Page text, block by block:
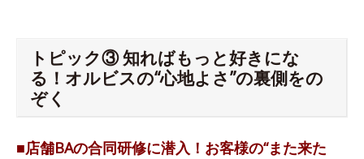
トピック③ 知ればもっと好きにな
る！オルビスの“心地よさ”の裏側をの
ぞく
■店舗BAの合同研修に潜入！お客様の“また来た